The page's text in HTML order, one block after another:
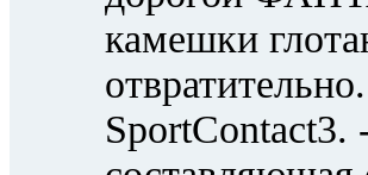
камешки
SportContact3.